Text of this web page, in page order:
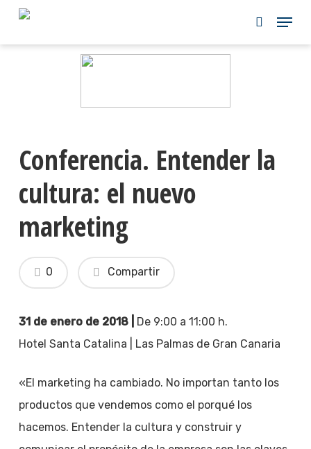
Skip
Conferencia. Entender la
cultura: el nuevo
marketing
Compartir
0
31 de enero de 2018 |
De 9:00 a 11:00 h.
Hotel Santa Catalina | Las Palmas de Gran Canaria
«El marketing ha cambiado. No importan tanto los
productos que vendemos como el porqué los
hacemos. Entender la cultura y construir y